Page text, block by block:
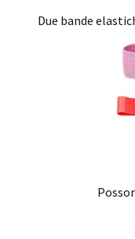
Due bande